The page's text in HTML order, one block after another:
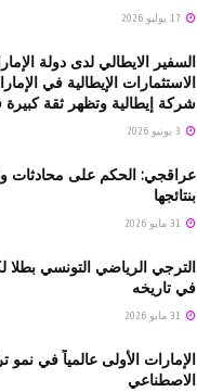
السفير الايطالي لدى دولة
شركة إيطالية وتظهر ثقة كبيرة
عراقجي: الحكم على
بنتائجها
في تاريخه
الإمارات الأولى عالمياً في نمو
الاصطناعي